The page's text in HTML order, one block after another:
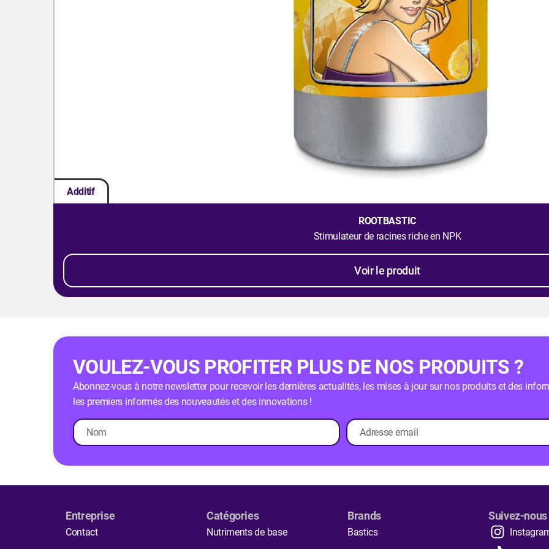
Additif
ROOTBASTIC
Stimulateur de racines riche en NPK
Voir le produit
VOULEZ-VOUS PROFITER PLUS DE NOS PRODUITS ?
Abonnez-vous à notre newsletter pour recevoir les dernières actualités, les mises à jour sur nos produits et des
les premiers informés des nouveautés et des innovations !
Entreprise
Contact
Catégories
Nutriments de base
Brands
Bastics
Suivez-nous